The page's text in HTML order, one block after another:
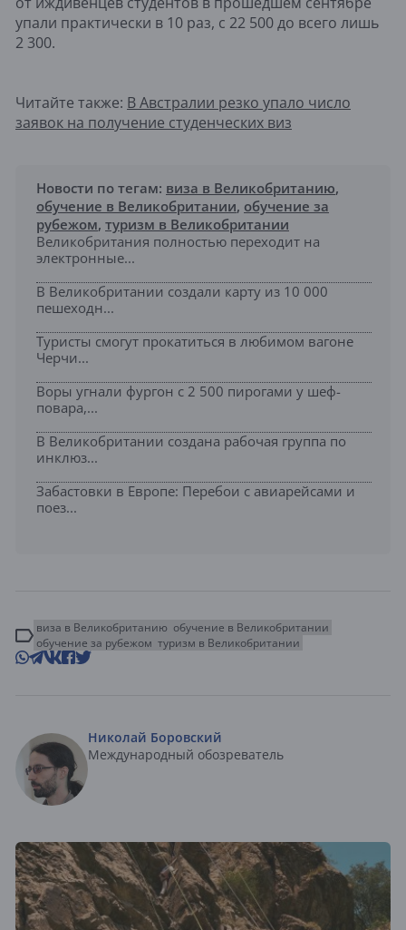
упали практически в 10 раз, с 22 500 до всего лишь
2 300.
Читайте также: В Австралии резко упало число
заявок на получение студенческих виз
Новости по тегам: виза в Великобританию,
обучение в Великобритании, обучение за
рубежом, туризм в Великобритании
Великобритания полностью переходит на
электронные...
В Великобритании создали карту из 10 000
пешеходн...
Туристы смогут прокатиться в любимом вагоне
Черчи...
Воры угнали фургон с 2 500 пирогами у шеф-
повара,...
В Великобритании создана рабочая группа по
инклюз...
Забастовки в Европе: Перебои с авиарейсами и
поез...
виза в Великобританию обучение в Великобритании
обучение за рубежом туризм в Великобритании
Николай Боровский
Международный обозреватель